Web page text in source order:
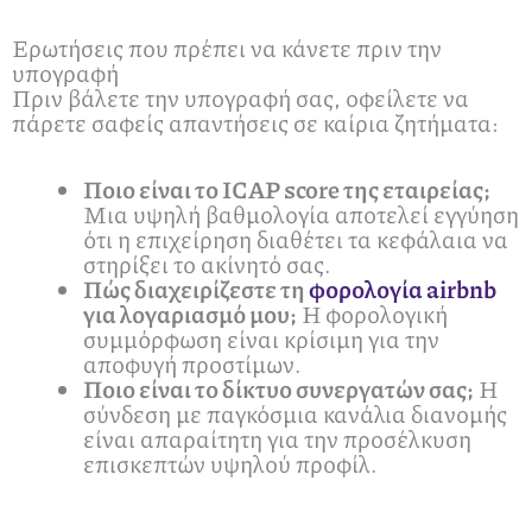
Ερωτήσεις που πρέπει να κάνετε πριν την
υπογραφή
Πριν βάλετε την υπογραφή σας, οφείλετε να
πάρετε σαφείς απαντήσεις σε καίρια ζητήματα:
Ποιο είναι το ICAP score της εταιρείας;
Μια υψηλή βαθμολογία αποτελεί εγγύηση
ότι η επιχείρηση διαθέτει τα κεφάλαια να
στηρίξει το ακίνητό σας.
Πώς διαχειρίζεστε τηφορολογία airbnb
για λογαριασμό μου;Η φορολογική
συμμόρφωση είναι κρίσιμη για την
αποφυγή προστίμων.
Ποιο είναι το δίκτυο συνεργατών σας; Η
σύνδεση με παγκόσμια κανάλια διανομής
είναι απαραίτητη για την προσέλκυση
επισκεπτών υψηλού προφίλ.